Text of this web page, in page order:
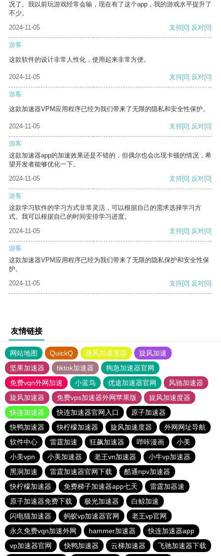
况了。我以前玩游戏经常会输，现在有了这个app，我的游戏水平提升了
不少。
2024-11-05
支持[0] 反对[0]
游客
这款软件的设计非常人性化，使用起来非常方便。
2024-11-05 支持[0] 反对[0]
游客
这款加速器VPM应用程序已经为我们带来了无限的隐私和安全性保护。
2024-11-05 支持[0] 反对[0]
游客
这款加速器app的加速效果还是不错的，但偶尔也会出现卡顿的情况，希
望开发者能够优化一下。
2024-11-05
支持[0] 反对[0]
游客
这款学习软件的学习方式非常灵活，可以根据自己的需求选择学习方
式。我可以根据自己的时间安排学习进度。
2024-11-05
支持[0] 反对[0]
游客
这款加速器VPM应用程序已经为我们带来了无限的隐私保护和安全性保
护。
2024-11-05
支持[0] 反对[0]
友情链接
网站地图 QuickQ 旋风加速度器
旋风加速
坚果加速器
tiktok加速器
狗急加速器官网
免费vqn外网加速
小蓝鸟 优途加速器官网
风驰加速器
旋风加速器
免费vps加速器外网苹果版
旋风加速度器
快连加速器
快连加速器官网入口
原子加速器
快鸭加速器
快柠檬加速器 旋风加速度器
外网网址导航
软件中心
雷霆加速 狂飙加速器 哔咔漫画
小美
小美vpn
小美加速器 老王vn加速器
小牛vp加速器
黑洞加速
雷霆加速器官网下载
酷通npv加速器
快柠檬加速器
免费梯子加速器app七天
雷霆加器速
原子加速器免费下载
极光加速器
白鲸加速
闪电猫加速器
蚂蚁vp加速器官网
老王vp官网
永久免费vqn加速外网
hammer加速器
快连加速器app
vp加速器官网
快鸭加速器 云梯加速器 飞驰加速器下载